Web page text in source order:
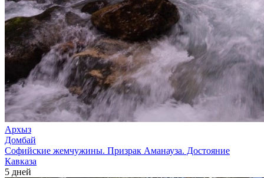
Архыз
Домбай
Софийские жемчужины. Призрак Аманауза. Достояние
Кавказа
5 дней